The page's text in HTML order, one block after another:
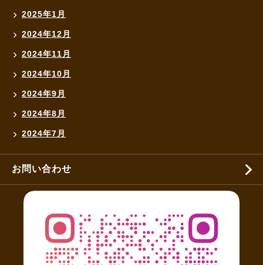
2025年1月
2024年12月
2024年11月
2024年10月
2024年9月
2024年8月
2024年7月
お問い合わせ